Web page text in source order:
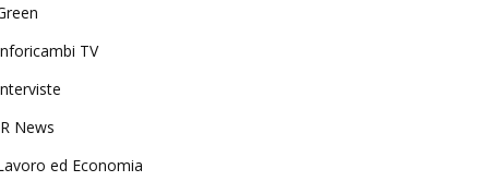
TV
News
ed Economia